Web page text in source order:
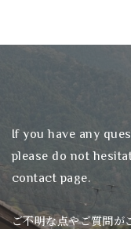
If you have any
please do not
contact page.
ご不明な点やご質問が